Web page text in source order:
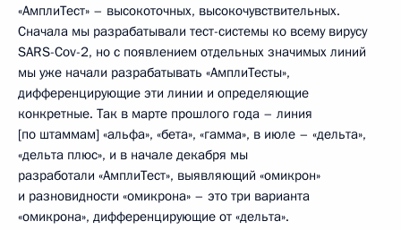
«АмплиТест» – высокоточных, высокочувствительных.
Сначала мы разрабатывали тест-системы ко всему вирусу
SARS-Cov-2, но с появлением отдельных значимых линий
мы уже начали разрабатывать «АмплиТесты»,
дифференцирующие эти линии и определяющие
конкретные. Так в марте прошлого года – линия
[по штаммам] «альфа», «бета», «гамма», в июле – «дельта»,
«дельта плюс», и в начале декабря мы
разработали «АмплиТест», выявляющий «омикрон»
и разновидности «омикрона» – это три варианта
«омикрона», дифференцирующие от «дельта».